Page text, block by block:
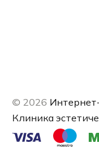
© 2026
Клиника